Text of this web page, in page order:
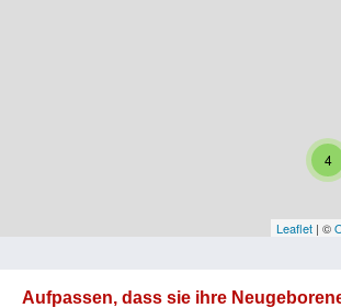
Vorarlberg
4
Leaflet | ©
Aufpassen, dass sie ihre